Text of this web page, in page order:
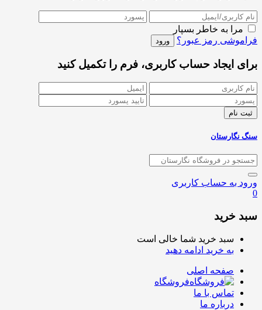
مرا به خاطر بسپار
فراموشی رمز عبور؟
برای ایجاد حساب کاربری، فرم را تکمیل کنید
سنگ نگارستان
ورود به حساب کاربری
0
سبد خرید
سبد خرید شما خالی است
به خرید ادامه دهید
صفحه اصلی
فروشگاه
تماس با ما
درباره ما